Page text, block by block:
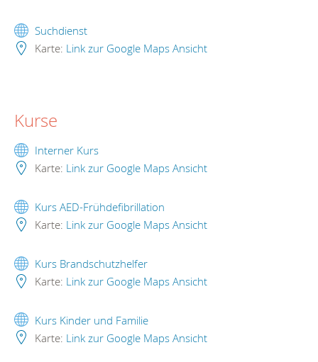
Suchdienst
Karte: Link zur Google Maps Ansicht
Kurse
Interner Kurs
Karte: Link zur Google Maps Ansicht
Kurs AED-Frühdefibrillation
Karte: Link zur Google Maps Ansicht
Kurs Brandschutzhelfer
Karte: Link zur Google Maps Ansicht
Kurs Kinder und Familie
Karte: Link zur Google Maps Ansicht